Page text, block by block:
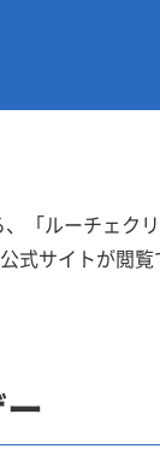
、「ルーチェ
式サイトが閲